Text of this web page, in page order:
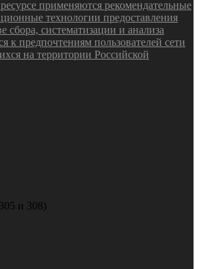
применяются рекомендательные
технологии предоставления
сбора, систематизации и анализа
к предпочтениям пользователей сети
на территории Российской
и 308)